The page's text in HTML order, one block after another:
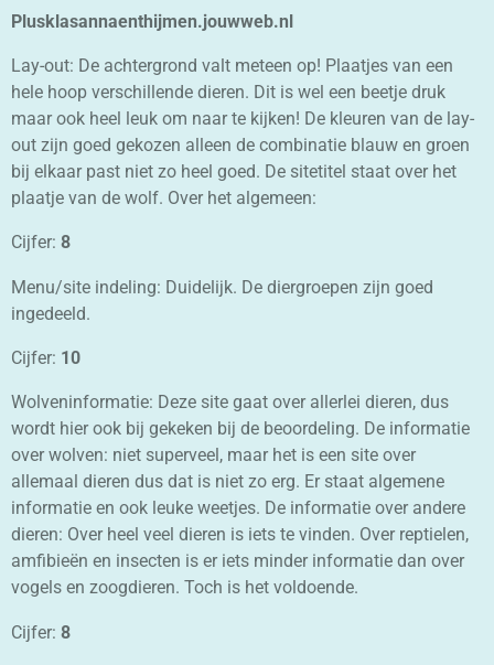
Plusklasannaenthijmen.jouwweb.nl
Lay-out: De achtergrond valt meteen op! Plaatjes van een
hele hoop verschillende dieren. Dit is wel een beetje druk
maar ook heel leuk om naar te kijken! De kleuren van de lay-
out zijn goed gekozen alleen de combinatie blauw en groen
bij elkaar past niet zo heel goed. De sitetitel staat over het
plaatje van de wolf. Over het algemeen:
Cijfer: 8
Menu/site indeling: Duidelijk. De diergroepen zijn goed
ingedeeld.
Cijfer: 10
Wolveninformatie: Deze site gaat over allerlei dieren, dus
wordt hier ook bij gekeken bij de beoordeling. De informatie
over wolven: niet superveel, maar het is een site over
allemaal dieren dus dat is niet zo erg. Er staat algemene
informatie en ook leuke weetjes. De informatie over andere
dieren: Over heel veel dieren is iets te vinden. Over reptielen,
amfibieën en insecten is er iets minder informatie dan over
vogels en zoogdieren. Toch is het voldoende.
Cijfer: 8